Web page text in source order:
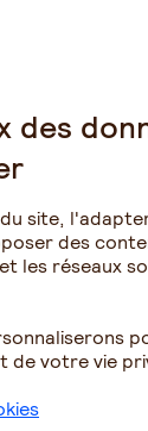
du langage.
sur la vie de
souvenirs avez-
participé aux
souvenirs
sur chaque
de
une série de
objet (par
de
des
site,
des
les réseaux
de votre vie